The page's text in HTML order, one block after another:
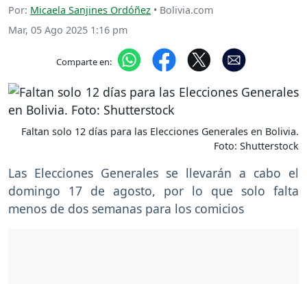
Por: Micaela Sanjines Ordóñez • Bolivia.com
Mar, 05 Ago 2025 1:16 pm
Comparte en:
Faltan solo 12 días para las Elecciones Generales en Bolivia.
Foto: Shutterstock
Las Elecciones Generales se llevarán a cabo el
domingo 17 de agosto, por lo que solo falta
menos de dos semanas para los comicios